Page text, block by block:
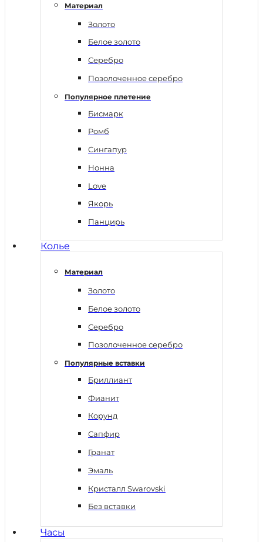
Материал
Золото
Белое золото
Серебро
Позолоченное серебро
Популярное плетение
Бисмарк
Ромб
Сингапур
Нонна
Love
Якорь
Панцирь
Колье
Материал
Золото
Белое золото
Серебро
Позолоченное серебро
Популярные вставки
Бриллиант
Фианит
Корунд
Сапфир
Гранат
Эмаль
Кристалл Swarovski
Без вставки
Часы